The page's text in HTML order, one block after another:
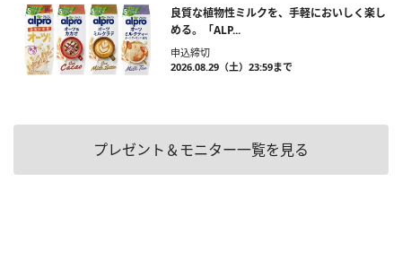
良質な植物性ミルクを、手軽においしく楽し
める。「ALP...
申込締切
2026.08.29（土）23:59まで
プレゼント＆モニター一覧を見る